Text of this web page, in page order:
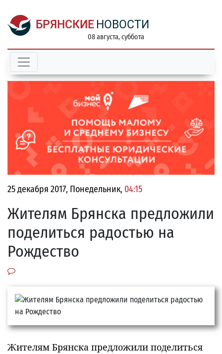
БРЯНСКИЕ НОВОСТИ
08 августа, суббота
25 декабря 2017, Понедельник, 04:15
Жителям Брянска предложили
поделиться радостью на
Рождество
Жителям Брянска предложили поделиться